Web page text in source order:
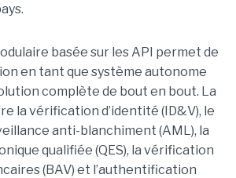
basée sur les API permet de
en tant que système autonome
complète de bout en bout. La
la vérification d’identité (ID&V), le
anti-blanchiment (AML), la
qualifiée (QES), la vérification
(BAV) et l’authentification